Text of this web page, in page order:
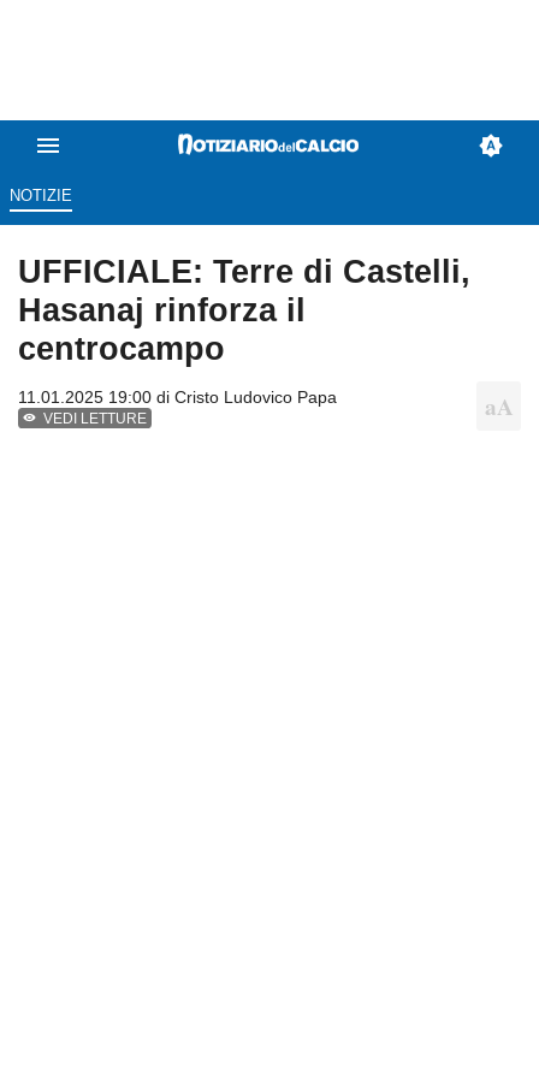
NOTIZIE
UFFICIALE: Terre di Castelli,
Hasanaj rinforza il
centrocampo
11.01.2025 19:00 di Cristo Ludovico Papa
VEDI LETTURE